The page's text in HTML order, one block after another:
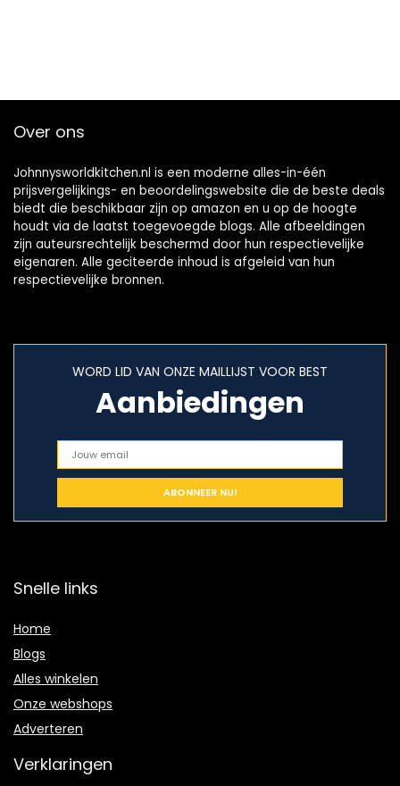
Over ons
Johnnysworldkitchen.nl is een moderne alles-in-één
prijsvergelijkings- en beoordelingswebsite die de beste deals
biedt die beschikbaar zijn op amazon en u op de hoogte
houdt via de laatst toegevoegde blogs. Alle afbeeldingen
zijn auteursrechtelijk beschermd door hun respectievelijke
eigenaren. Alle geciteerde inhoud is afgeleid van hun
respectievelijke bronnen.
WORD LID VAN ONZE MAILLIJST VOOR BEST
Aanbiedingen
Snelle links
Home
Blogs
Alles winkelen
Onze webshops
Adverteren
Verklaringen